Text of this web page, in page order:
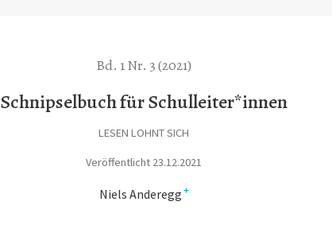
Bd. 1 Nr. 3 (2021)
Schnipselbuch für Schulleiter*innen
LESEN LOHNT SICH
Veröffentlicht 23.12.2021
Niels Anderegg +